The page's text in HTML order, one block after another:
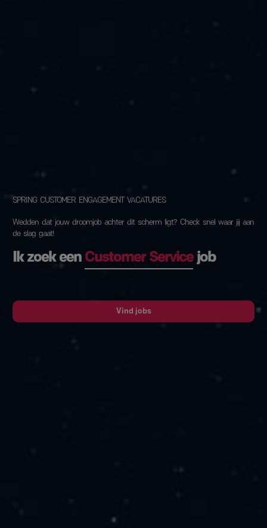
SPRING CUSTOMER ENGAGEMENT VACATURES
Wedden dat jouw droomjob achter dit scherm ligt? Check snel waar jij aan
de slag gaat!
Ik zoek een Customer Servicejob
Vind jobs